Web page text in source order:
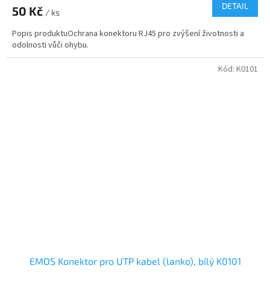
50 Kč / ks
DETAIL
Popis produktuOchrana konektoru RJ45 pro zvýšení životnosti a
odolnosti vůči ohybu.
EMOS Konektor pro UTP kabel (lanko), bílý K0101
Kód: K0101